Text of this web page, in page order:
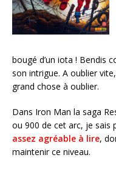
bougé d’un iota ! Bendis
son intrigue. A oublier
grand chose à oublier.
Dans Iron Man la saga
ou 900 de cet arc, je sais
assez agréable à lire,
maintenir ce niveau.